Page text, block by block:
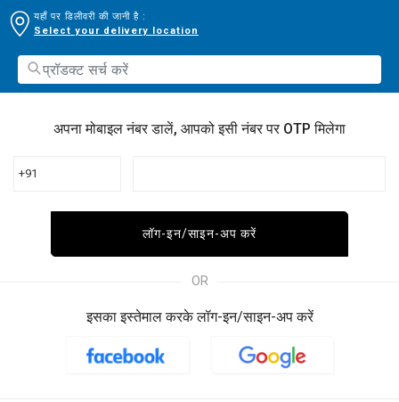
यहाँ पर डिलीवरी की जानी है :
Select your delivery location
अपना मोबाइल नंबर डालें, आपको इसी नंबर पर OTP मिलेगा
+91
लॉग-इन/साइन-अप करें
OR
इसका इस्तेमाल करके लॉग-इन/साइन-अप करें